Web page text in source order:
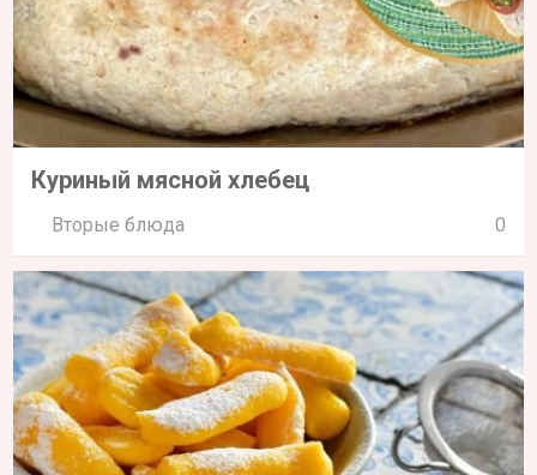
Куриный мясной хлебец
Вторые блюда 0